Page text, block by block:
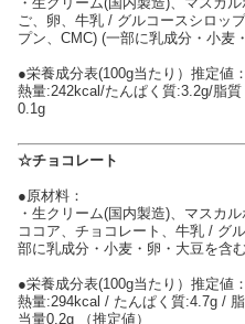
ご、卵、牛乳 / グルコースシロッ
プン、CMC) (一部に乳成分・小麦
●栄養成分表(100g当たり）推定値：
熱量:242kcal/たんぱく質:3.2g/脂
0.1g
☆チョコレート
●原材料：
・生クリーム(国内製造)、マスカ
ココア、チョコレート、牛乳 / グ
部に乳成分・小麦・卵・大豆を含
●栄養成分表(100g当たり）推定値：
熱量:294kcal / たんぱく質:4.7g /
当量0.2g （推定値）